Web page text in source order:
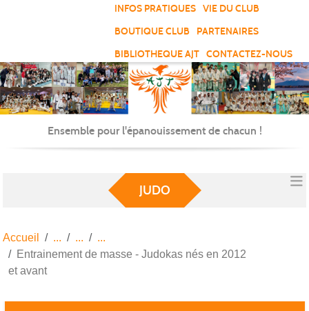
INFOS PRATIQUES
VIE DU CLUB
BOUTIQUE CLUB
PARTENAIRES
BIBLIOTHEQUE AJT
CONTACTEZ-NOUS
Ensemble pour l'épanouissement de chacun !
JUDO
Accueil
Entrainement de masse - Judokas nés en 2012
et avant
Panneau de gestion des cookies